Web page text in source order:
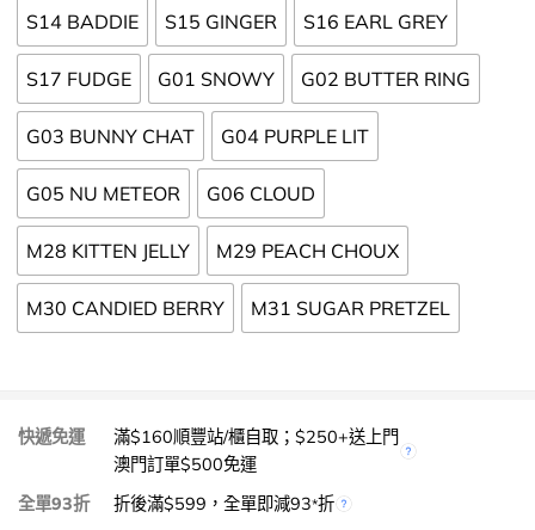
S14 BADDIE S15 GINGER S16 EARL GREY
S17 FUDGE G01 SNOWY G02 BUTTER RING
G03 BUNNY CHAT G04 PURPLE LIT
G05 NU METEOR G06 CLOUD
M28 KITTEN JELLY M29 PEACH CHOUX
M30 CANDIED BERRY M31 SUGAR PRETZEL
快遞免運
滿$160順豐站/櫃自取；$250+送上門
澳門訂單$500免運
全單93折
折後滿$599，全單即減93*折